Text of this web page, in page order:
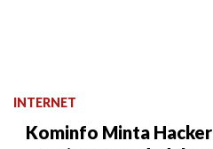
INTERNET
Kominfo Minta